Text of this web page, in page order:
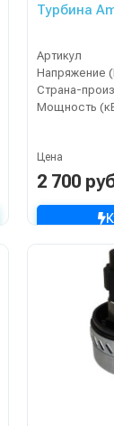
Турбина
Артикул
Напряжение
Страна-
Мощность
Цена
2 700